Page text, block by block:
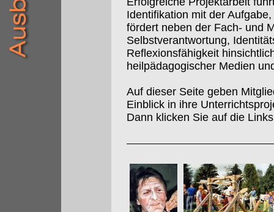
Identifikation mit der
fördert neben der Fach- und
Selbstverantwortung,
Reflexionsfähigkeit
heilpädagogischer Medien
Auf dieser Seite geben
Einblick in ihre
Dann klicken Sie auf die